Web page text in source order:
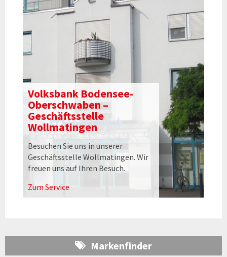
Volksbank Bodensee-
Oberschwaben –
Geschäftsstelle
Wollmatingen
Besuchen Sie uns in unserer
Geschäftsstelle Wollmatingen. Wir
freuen uns auf Ihren Besuch.
Zum Service
Markenfinder